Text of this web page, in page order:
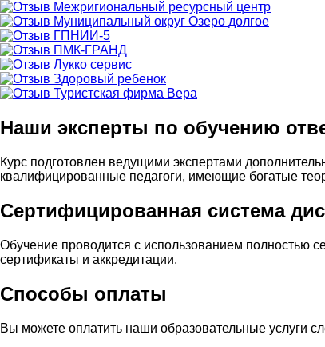
Наши эксперты по обучению
Курс подготовлен ведущими экспертами
квалифицированные педагоги, имеющие богатые
Сертифицированная система
Обучение проводится с использованием полностью
сертификаты и аккредитации.
Способы оплаты
Вы можете оплатить наши образовательные услуги